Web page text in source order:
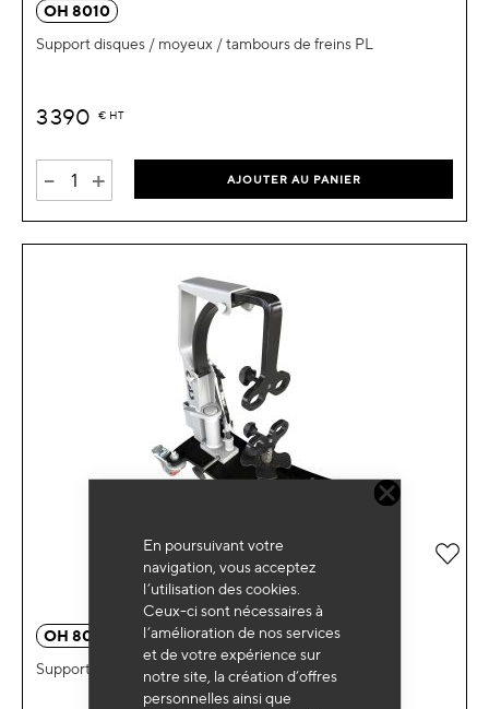
En poursuivant votre
navigation, vous acceptez
l’utilisation des cookies.
Ceux-ci sont nécessaires à
l’amélioration de nos services
et de votre expérience sur
notre site, la création d’offres
personnelles ainsi que
OH 8010
Support disques / moyeux / tambours de freins PL
3 390 € HT
- + AJOUTER AU PANIER
OH 8004
Support moyeu et tambour PL remorque basse